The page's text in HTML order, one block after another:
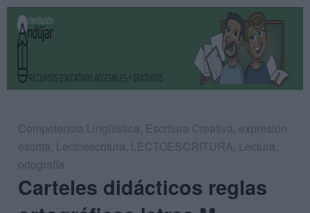
Competencia Lingüística, Escritura Creativa, expresión
escrita, Lectoescritura, LECTOESCRITURA, Lectura,
ortografía
Carteles didácticos reglas